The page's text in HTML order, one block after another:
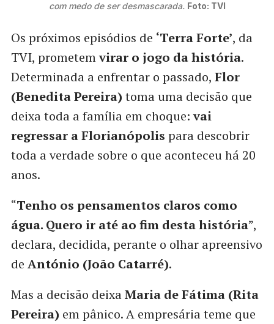
com medo de ser desmascarada. Foto: TVI
Os próximos episódios de ‘Terra Forte’, da
TVI, prometemvirar o jogo da história.
Determinada a enfrentar o passado, Flor
(Benedita Pereira) toma uma decisão que
deixa toda a família em choque:vai
regressar a Florianópolis para descobrir
toda a verdade sobre o que aconteceu há 20
anos.
“Tenho os pensamentos claros como
água. Quero ir até ao fim desta história”,
declara, decidida, perante o olhar apreensivo
de António (João Catarré).
Mas a decisão deixaMaria de Fátima (Rita
Pereira) em pânico. A empresária teme que